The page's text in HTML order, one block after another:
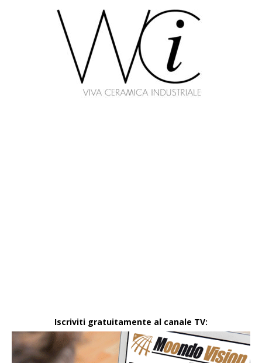
Iscriviti gratuitamente al canale TV: